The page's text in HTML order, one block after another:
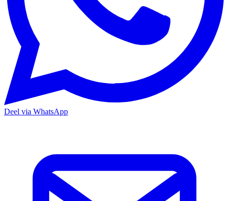
Deel via WhatsApp